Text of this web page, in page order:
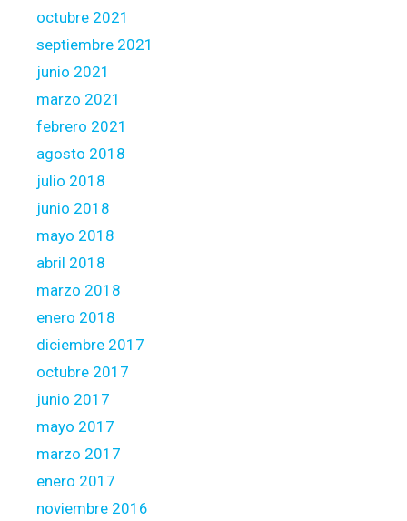
octubre 2021
septiembre 2021
junio 2021
marzo 2021
febrero 2021
agosto 2018
julio 2018
junio 2018
mayo 2018
abril 2018
marzo 2018
enero 2018
diciembre 2017
octubre 2017
junio 2017
mayo 2017
marzo 2017
enero 2017
noviembre 2016